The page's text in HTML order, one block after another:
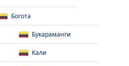
Богота
Букараманги
Кали